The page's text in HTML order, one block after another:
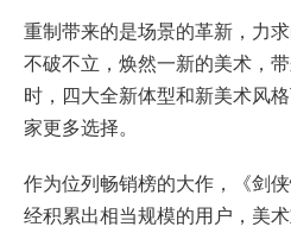
重制带来的是场景的革新，力
不破不立，焕然一新的美术，
时，四大全新体型和新美术风
家更多选择。
作为位列畅销榜的大作，《剑
经积累出相当规模的用户，美